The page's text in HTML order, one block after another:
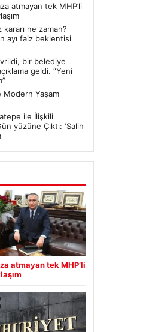
atmayan tek MHP’li
kararı ne zaman?
ayı faiz beklentisi
bir belediye
geldi. “Yeni
Modern Yaşam
ile İlişkili
yüzüne Çıktı: ‘Salih
atmayan tek MHP’li